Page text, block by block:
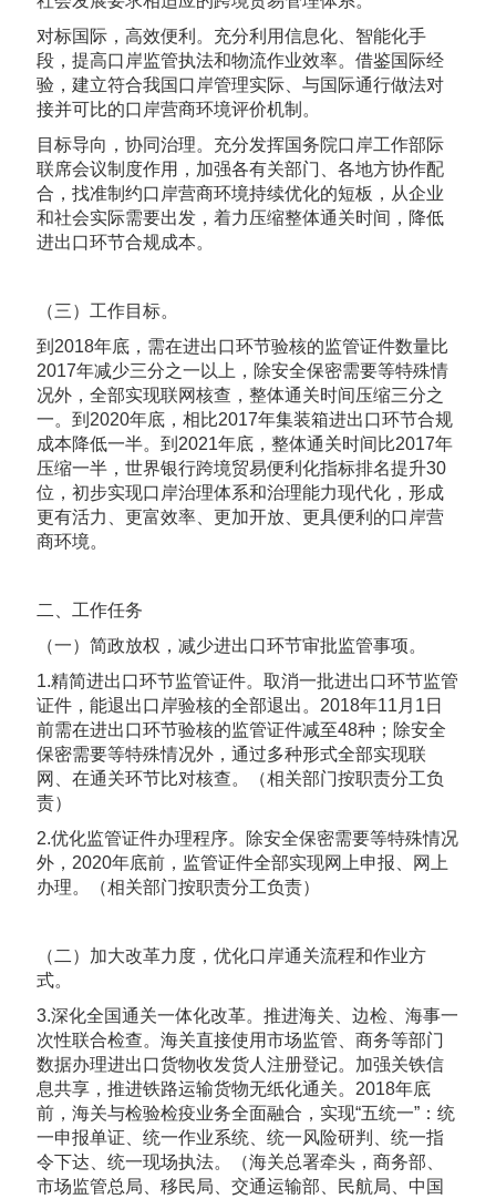
对标国际，高效便利。充分利用信息化、智能化手
段，提高口岸监管执法和物流作业效率。借鉴国际经
验，建立符合我国口岸管理实际、与国际通行做法对
接并可比的口岸营商环境评价机制。
目标导向，协同治理。充分发挥国务院口岸工作部际
联席会议制度作用，加强各有关部门、各地方协作配
合，找准制约口岸营商环境持续优化的短板，从企业
和社会实际需要出发，着力压缩整体通关时间，降低
进出口环节合规成本。
（三）工作目标。
到2018年底，需在进出口环节验核的监管证件数量比
2017年减少三分之一以上，除安全保密需要等特殊情
况外，全部实现联网核查，整体通关时间压缩三分之
一。到2020年底，相比2017年集装箱进出口环节合规
成本降低一半。到2021年底，整体通关时间比2017年
压缩一半，世界银行跨境贸易便利化指标排名提升30
位，初步实现口岸治理体系和治理能力现代化，形成
更有活力、更富效率、更加开放、更具便利的口岸营
商环境。
二、工作任务
（一）简政放权，减少进出口环节审批监管事项。
1.精简进出口环节监管证件。取消一批进出口环节监管
证件，能退出口岸验核的全部退出。2018年11月1日
前需在进出口环节验核的监管证件减至48种；除安全
保密需要等特殊情况外，通过多种形式全部实现联
网、在通关环节比对核查。（相关部门按职责分工负
责）
2.优化监管证件办理程序。除安全保密需要等特殊情况
外，2020年底前，监管证件全部实现网上申报、网上
办理。（相关部门按职责分工负责）
（二）加大改革力度，优化口岸通关流程和作业方
式。
3.深化全国通关一体化改革。推进海关、边检、海事一
次性联合检查。海关直接使用市场监管、商务等部门
数据办理进出口货物收发货人注册登记。加强关铁信
息共享，推进铁路运输货物无纸化通关。2018年底
前，海关与检验检疫业务全面融合，实现“五统一”：统
一申报单证、统一作业系统、统一风险研判、统一指
令下达、统一现场执法。（海关总署牵头，商务部、
市场监管总局、移民局、交通运输部、民航局、中国